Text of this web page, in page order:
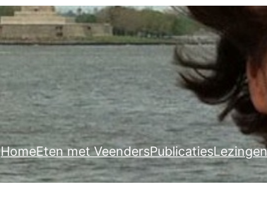
HomeEten met VeendersPublicatiesLezingen